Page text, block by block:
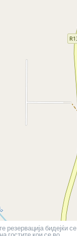
резервација бидејќи се